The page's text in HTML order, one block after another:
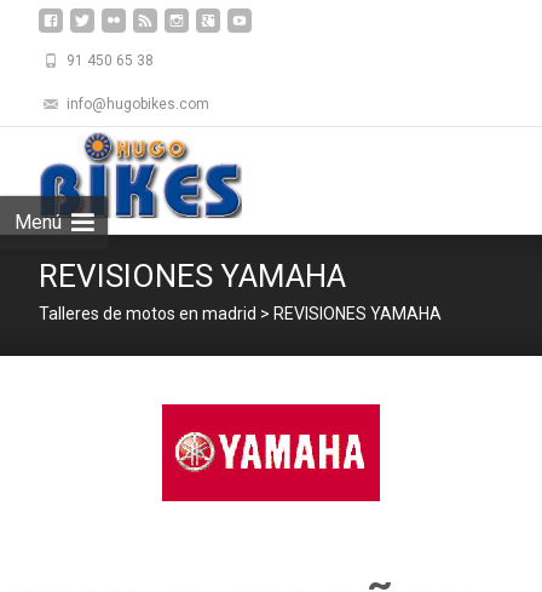
91 450 65 38
info@hugobikes.com
Menú
REVISIONES YAMAHA
Talleres de motos en madrid > REVISIONES YAMAHA